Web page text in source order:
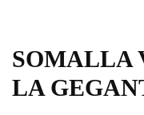
SOMALLA
LA